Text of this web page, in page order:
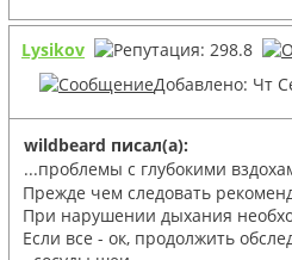
Lysikov
Добавлено: Чт
wildbeard писал(а):
...проблемы с глубокими
Прежде чем следовать
При нарушении дыхания
Если все - ок, продолжить